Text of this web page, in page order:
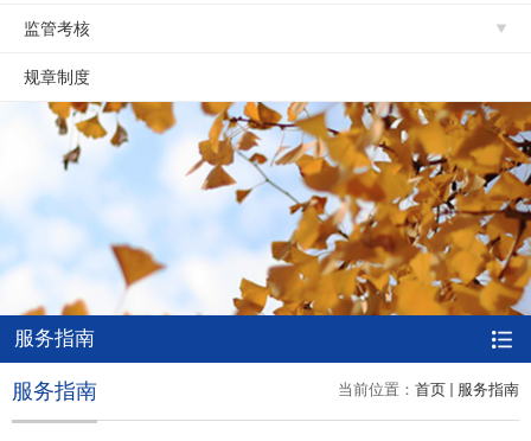
监管考核
规章制度
服务指南
当前位置： 首页 服务指南
服务指南